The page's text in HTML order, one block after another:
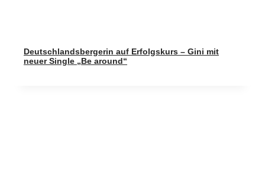
Deutschlandsbergerin auf Erfolgskurs – Gini mit
neuer Single „Be around“